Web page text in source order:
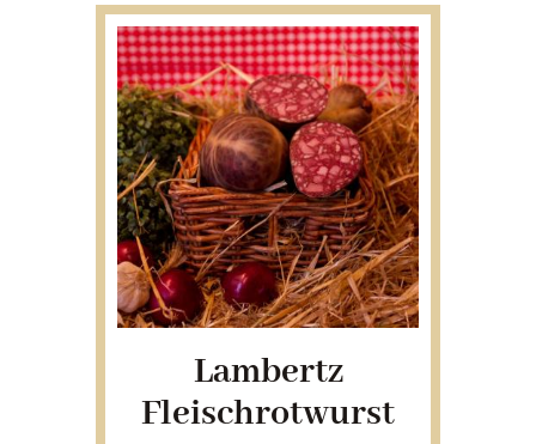
Lambertz
Fleischrotwurst